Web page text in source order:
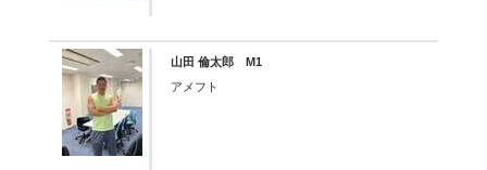
山田 倫太郎 M1
アメフト